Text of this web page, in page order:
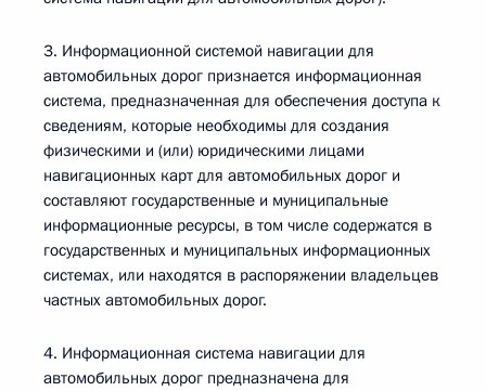
3. Информационной системой навигации для
автомобильных дорог признается информационная
система, предназначенная для обеспечения доступа к
сведениям, которые необходимы для создания
физическими и (или) юридическими лицами
навигационных карт для автомобильных дорог и
составляют государственные и муниципальные
информационные ресурсы, в том числе содержатся в
государственных и муниципальных информационных
системах, или находятся в распоряжении владельцев
частных автомобильных дорог.
4. Информационная система навигации для
автомобильных дорог предназначена для